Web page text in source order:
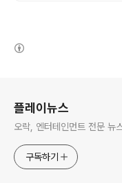
플레이뉴스
오락, 엔터테인먼트 전문 뉴
구독하기